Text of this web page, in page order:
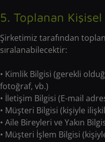
5. Toplanan
Şirketimiz tarafından
sıralanabilecektir:
• Kimlik Bilgisi (gerekli
fotoğraf, vb.)
• İletişim Bilgisi (E-mail
• Müşteri Bilgisi (kişiyle
• Aile Bireyleri ve Yakın
• Müşteri İşlem Bilgisi